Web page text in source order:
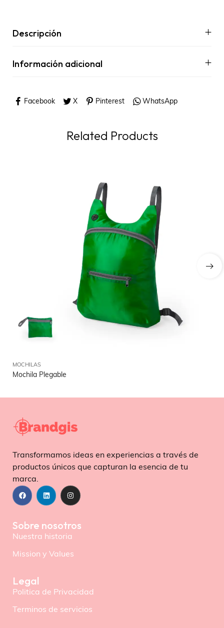
Descripción
Información adicional
Facebook X Pinterest WhatsApp
Related Products
MOCHILAS
Mochila Plegable
Transformamos ideas en experiencias a través de
productos únicos que capturan la esencia de tu
marca.
Sobre nosotros
Nuestra historia
Mission y Values
Legal
Politica de Privacidad
Terminos de servicios